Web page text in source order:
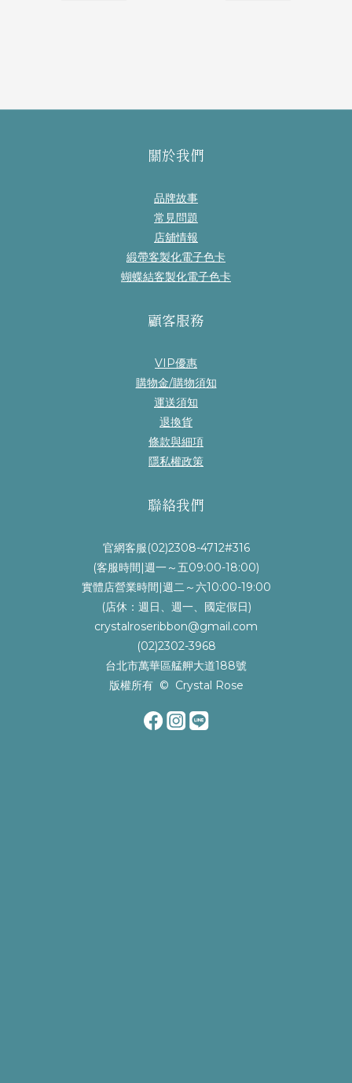
關於我們
品牌故事
常見問題
店舖情報
緞帶客製化電子色卡
蝴蝶結客製化電子色卡
顧客服務
VIP優惠
購物金/購物須知
運送須知
退換貨
條款與細項
隱私權政策
聯絡我們
官網客服(02)2308-4712#316
(客服時間|週一～五09:00-18:00)
實體店營業時間|週二～六10:00-19:00
(店休：週日、週一、國定假日)
crystalroseribbon@gmail.com
(02)2302-3968
台北市萬華區艋舺大道188號
版權所有 © Crystal Rose